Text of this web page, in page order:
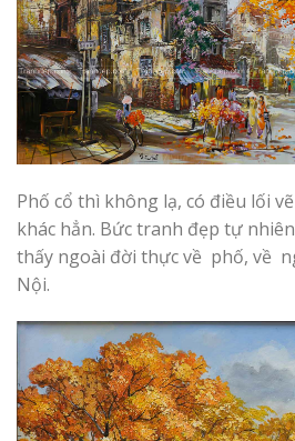
Phố cổ thì không lạ, có điều lối
khác hẳn. Bức tranh đẹp tự
thấy ngoài đời thực về phố, về
Nội.